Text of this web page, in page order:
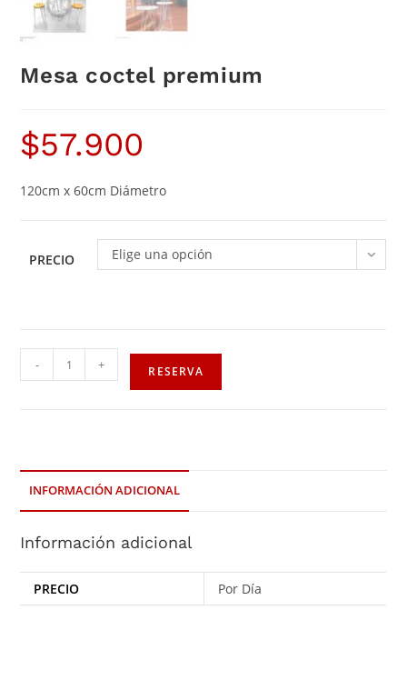
Mesa coctel premium
$57.900
120cm x 60cm Diámetro
PRECIO Elige una opción
- + RESERVA
INFORMACIÓN ADICIONAL
Información adicional
PRECIO Por Día